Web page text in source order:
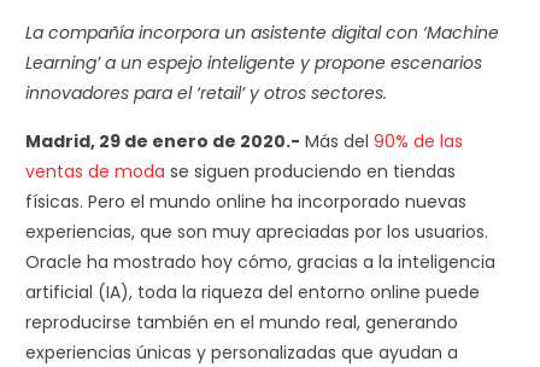
La compañía incorpora un asistente digital con ‘Machine
Learning’ a un espejo inteligente y propone escenarios
innovadores para el ‘retail’ y otros sectores.
Madrid, 29 de enero de 2020.- Más del 90% de las
ventas de moda se siguen produciendo en tiendas
físicas. Pero el mundo online ha incorporado nuevas
experiencias, que son muy apreciadas por los usuarios.
Oracle ha mostrado hoy cómo, gracias a la inteligencia
artificial (IA), toda la riqueza del entorno online puede
reproducirse también en el mundo real, generando
experiencias únicas y personalizadas que ayudan a